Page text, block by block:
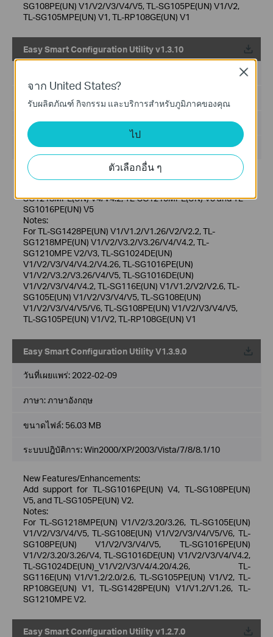
SG108PE(UN) V1/V2/V3/V4/V5, TL-SG105PE(UN) V1/V2,
TL-SG105MPE(UN) V1, TL-RP108GE(UN) V1
Easy Smart Configuration Utility v1.3.10
ภาษา: ภาษาอังกฤษ
ขนาดไฟล์:48.63 MB
ระบบปฎิบัติการ: Win2000/XP/2003/Vista/7/8/8.1/10
New Features/Enhancements:
SG1218MPE(UN) V4/V4.2, TL-SG1210MPE(UN) V3 and TL-
SG1016PE(UN) V5
Notes:
For TL-SG1428PE(UN) V1/V1.2/V1.26/V2/V2.2, TL-
SG1218MPE(UN) V1/V2/V3.2/V3.26/V4/V4.2, TL-
SG1210MPE V2/V3, TL-SG1024DE(UN)
V1/V2/V3/V4/V4.2/V4.26, TL-SG1016PE(UN)
V1/V2/V3.2/V3.26/V4/V5, TL-SG1016DE(UN)
V1/V2/V3/V4/V4.2, TL-SG116E(UN) V1/V1.2/V2/V2.6, TL-
SG105E(UN) V1/V2/V3/V4/V5, TL-SG108E(UN)
V1/V2/V3/V4/V5/V6, TL-SG108PE(UN) V1/V2/V3/V4/V5,
TL-SG105PE(UN) V1/V2, TL-RP108GE(UN) V1
Easy Smart Configuration Utility V1.3.9.0
วันที่เผยแพร่: 2022-02-09
ภาษา:ภาษาอังกฤษ
ขนาดไฟล์: 56.03 MB
ระบบปฎิบัติการ: Win2000/XP/2003/Vista/7/8/8.1/10
New Features/Enhancements:
Add support for TL-SG1016PE(UN) V4, TL-SG108PE(UN)
V5, and TL-SG105PE(UN) V2.
Notes:
For TL-SG1218MPE(UN) V1/V2/3.20/3.26, TL-SG105E(UN)
V1/V2/V3/V4/V5, TL-SG108E(UN) V1/V2/V3/V4/V5/V6, TL-
SG108PE(UN) V1/V2/V3/V4/V5, TL-SG1016PE(UN)
V1/V2/3.20/3.26/V4, TL-SG1016DE(UN) V1/V2/V3/V4/V4.2,
TL-SG1024DE(UN)_V1/V2/V3/V4/4.20/4.26, TL-
SG116E(UN) V1/V1.2/2.0/2.6, TL-SG105PE(UN) V1/V2, TL-
RP108GE(UN) V1, TL-SG1428PE(UN) V1/V1.2/V1.26, TL-
SG1210MPE V2.
Easy Smart Configuration Utility v1.2.7.0
จาก United States?
รับผลิตภัณฑ์ กิจกรรม และบริการสำหรับภูมิภาคของคุณ
ไป
ตัวเลือกอื่น ๆ
Close